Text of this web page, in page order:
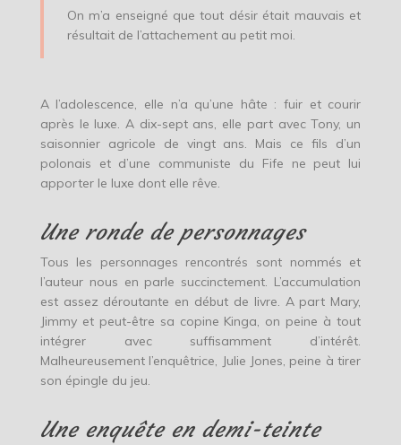
On m’a enseigné que tout désir était mauvais et
résultait de l’attachement au petit moi.
A l’adolescence, elle n’a qu’une hâte : fuir et courir
après le luxe. A dix-sept ans, elle part avec Tony, un
saisonnier agricole de vingt ans. Mais ce fils d’un
polonais et d’une communiste du Fife ne peut lui
apporter le luxe dont elle rêve.
Une ronde de personnages
Tous les personnages rencontrés sont nommés et
l’auteur nous en parle succinctement. L’accumulation
est assez déroutante en début de livre. A part Mary,
Jimmy et peut-être sa copine Kinga, on peine à tout
intégrer avec suffisamment d’intérêt.
Malheureusement l’enquêtrice, Julie Jones, peine à tirer
son épingle du jeu.
Une enquête en demi-teinte